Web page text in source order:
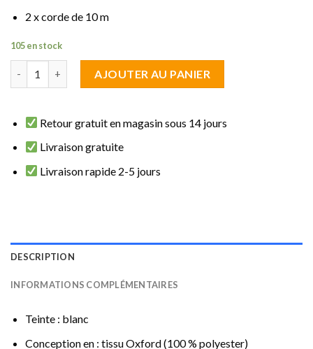
2 x corde de 10 m
105 en stock
AJOUTER AU PANIER
Retour gratuit en magasin sous 14 jours
Livraison gratuite
Livraison rapide 2-5 jours
DESCRIPTION
INFORMATIONS COMPLÉMENTAIRES
Teinte : blanc
Conception en : tissu Oxford (100 % polyester)